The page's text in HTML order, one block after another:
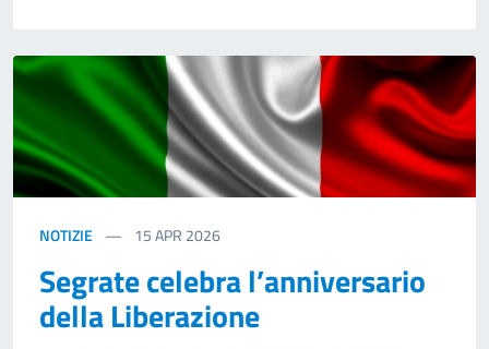
NOTIZIE 15APR 2026
Segrate celebra l’anniversario
della Liberazione